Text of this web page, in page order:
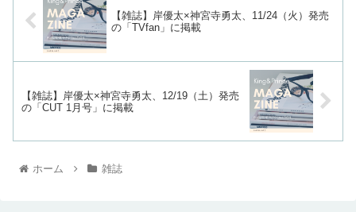
【雑誌】岸優太×神宮寺勇太、11/24（火）発売
の「TVfan」に掲載
【雑誌】岸優太×神宮寺勇太、12/19（土）発売
の「CUT 1月号」に掲載
ホーム 雑誌